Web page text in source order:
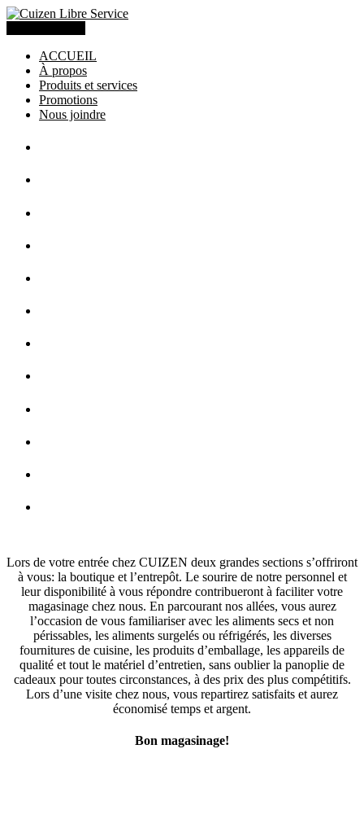
ACCUEIL
À propos
Produits et services
Promotions
Nous joindre
Lors de votre entrée chez CUIZEN deux grandes sections s’offriront
à vous: la boutique et l’entrepôt. Le sourire de notre personnel et
leur disponibilité à vous répondre contribueront à faciliter votre
magasinage chez nous. En parcourant nos allées, vous aurez
l’occasion de vous familiariser avec les aliments secs et non
périssables, les aliments surgelés ou réfrigérés, les diverses
fournitures de cuisine, les produits d’emballage, les appareils de
qualité et tout le matériel d’entretien, sans oublier la panoplie de
cadeaux pour toutes circonstances, à des prix des plus compétitifs.
Lors d’une visite chez nous, vous repartirez satisfaits et aurez
économisé temps et argent.
Bon magasinage!